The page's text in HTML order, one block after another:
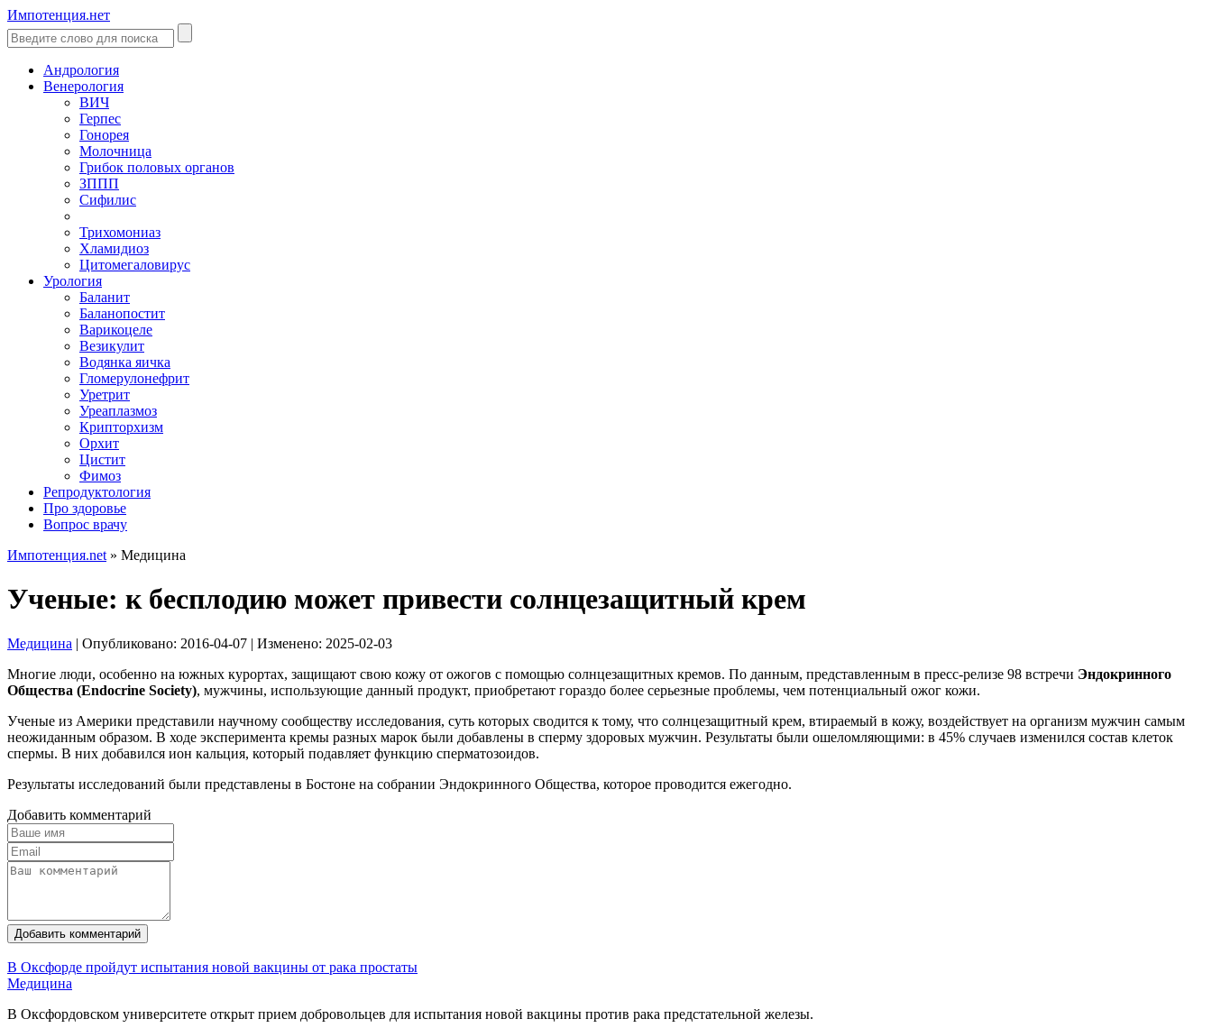
Импотенция.нет
Андрология
Венерология
ВИЧ
Герпес
Гонорея
Молочница
Грибок половых органов
ЗППП
Сифилис
Трихомониаз
Хламидиоз
Цитомегаловирус
Урология
Баланит
Баланопостит
Варикоцеле
Везикулит
Водянка яичка
Гломерулонефрит
Уретрит
Уреаплазмоз
Крипторхизм
Орхит
Цистит
Фимоз
Репродуктология
Про здоровье
Вопрос врачу
Импотенция.net » Медицина
Ученые: к бесплодию может привести солнцезащитный крем
Медицина | Опубликовано: 2016-04-07 | Изменено: 2025-02-03
Многие люди, особенно на южных курортах, защищают свою кожу от ожогов с помощью солнцезащитных кремов. По данным, представленным в пресс-релизе 98 встречи Эндокринного
Общества (Endocrine Society), мужчины, использующие данный продукт, приобретают гораздо более серьезные проблемы, чем потенциальный ожог кожи.
Ученые из Америки представили научному сообществу исследования, суть которых сводится к тому, что солнцезащитный крем, втираемый в кожу, воздействует на организм мужчин самым
неожиданным образом. В ходе эксперимента кремы разных марок были добавлены в сперму здоровых мужчин. Результаты были ошеломляющими: в 45% случаев изменился состав клеток
спермы. В них добавился ион кальция, который подавляет функцию сперматозоидов.
Результаты исследований были представлены в Бостоне на собрании Эндокринного Общества, которое проводится ежегодно.
Добавить комментарий
Добавить комментарий
В Оксфорде пройдут испытания новой вакцины от рака простаты
Медицина
В Оксфордовском университете открыт прием добровольцев для испытания новой вакцины против рака предстательной железы.